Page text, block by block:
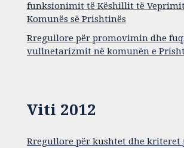
funksionimit të Këshillit të
Komunës së Prishtinës
Rregullore për promovimin dhe
vullnetarizmit në komunën e
Viti 2012
Rregullore për kushtet dhe